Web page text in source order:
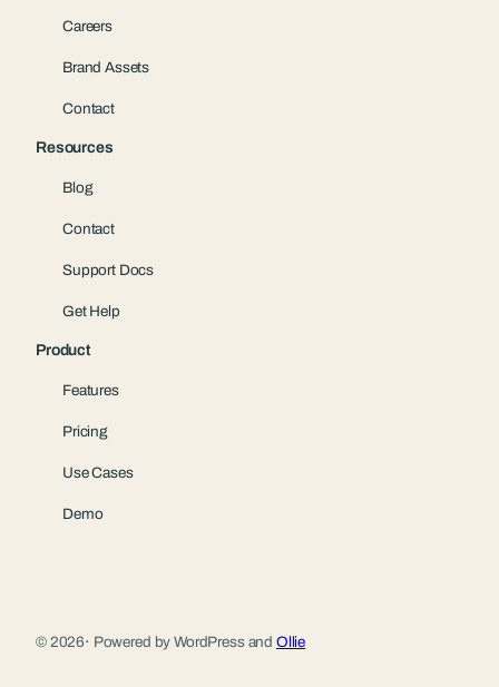
Careers
Brand Assets
Contact
Resources
Blog
Contact
Support Docs
Get Help
Product
Features
Pricing
Use Cases
Demo
© 2026· Powered by WordPress and Ollie